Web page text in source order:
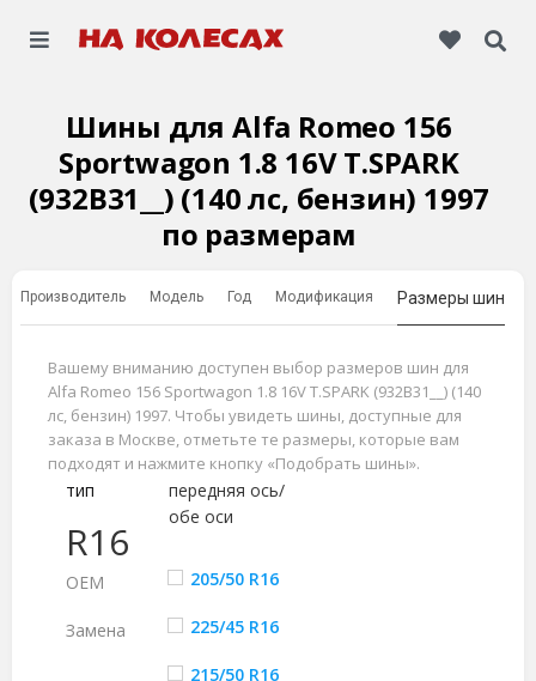
Шины для Alfa Romeo 156
Sportwagon 1.8 16V T.SPARK
(932B31__) (140 лс, бензин) 1997
по размерам
Производитель Модель Год Модификация Размеры шин
Вашему вниманию доступен выбор размеров шин для
Alfa Romeo 156 Sportwagon 1.8 16V T.SPARK (932B31__) (140
лс, бензин) 1997. Чтобы увидеть шины, доступные для
заказа в Москве, отметьте те размеры, которые вам
подходят и нажмите кнопку «Подобрать шины».
R16
тип
передняя ось/
обе оси
ОЕМ 205/50 R16
Замена 225/45 R16
215/50 R16